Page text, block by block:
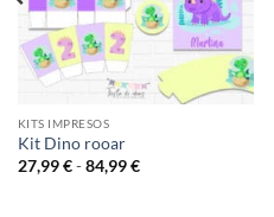
KITS IMPRESOS
Kit Dino rooar
27,99€ - 84,99€Rango